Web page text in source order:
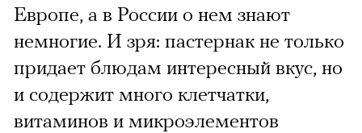
Европе, а в России о нем знают
немногие. И зря: пастернак не только
придает блюдам интересный вкус, но
и содержит много клетчатки,
витаминов и микроэлементов